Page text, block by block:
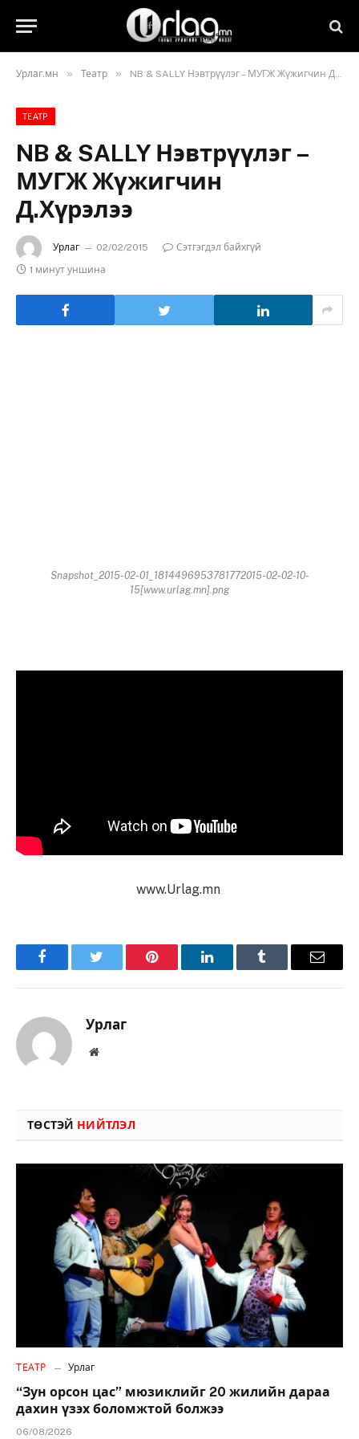
Урлаг.мн » Театр » NB & SALLY Нэвтрүүлэг – МУГЖ Жүжигчин Д.Хүрэлээ
ТЕАТР
NB & SALLY Нэвтрүүлэг –
МУГЖ Жүжигчин
Д.Хүрэлээ
Урлаг 02/02/2015
Сэтгэгдэл байхгүй
1 минут уншина
Snapshot_2015-02-01_1814496953781772015-02-02-10-
15[www.urlag.mn].png
www.Urlag.mn
FacebookTwitter Pinterest LinkedInTumblr Имэйл
Урлаг
Вэбсайт
ТӨСТЭЙ НИЙТЛЭЛ
ТЕАТР Урлаг
“Зун орсон цас” мюзиклийг 20 жилийн дараа
дахин үзэх боломжтой болжээ
06/08/2026